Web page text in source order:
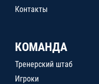
Контакты
КОМАНДА
Тренерский штаб
Игроки